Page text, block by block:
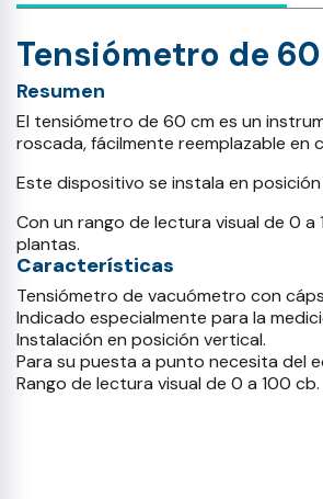
Tensiómetro de
Resumen
El tensiómetro de 60 cm es un
roscada, fácilmente reemplazable en
Este dispositivo se instala en
Con un rango de lectura visual de 0
plantas.
Características
Tensiómetro de vacuómetro con
Indicado especialmente para la
Instalación en posición vertical.
Para su puesta a punto necesita del
Rango de lectura visual de 0 a 100 cb.